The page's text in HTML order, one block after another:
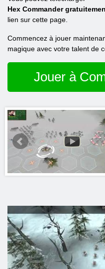
Hex Commander
lien sur cette page.
Commencez à jouer
magique avec votre talent de
Jouer à